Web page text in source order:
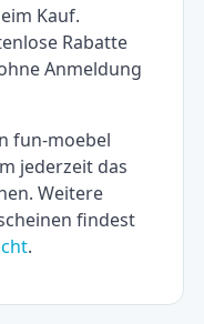
Kauf.
Rabatte
Anmeldung
fun-moebel
jederzeit das
Weitere
findest
.